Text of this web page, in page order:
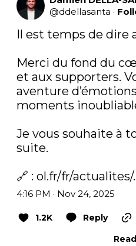
@ddellasanta ·
Il est temps de dire
Merci du fond du
et aux supporters.
aventure
moments
Je vous souhaite à
suite.
🔗 : ol.fr/fr/actualites/
4:16 PM · Nov 24, 2025
1.2K Reply